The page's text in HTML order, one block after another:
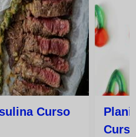
Curso